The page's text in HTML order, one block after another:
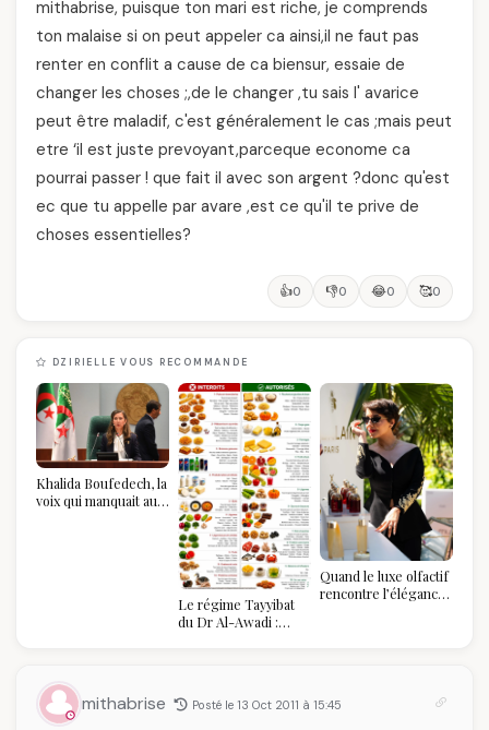
mithabrise, puisque ton mari est riche, je comprends
ton malaise si on peut appeler ca ainsi,il ne faut pas
renter en conflit a cause de ca biensur, essaie de
changer les choses ;,de le changer ,tu sais l' avarice
peut être maladif, c'est généralement le cas ;mais peut
etre ‘il est juste prevoyant,parceque econome ca
pourrai passer ! que fait il avec son argent ?donc qu'est
ec que tu appelle par avare ,est ce qu'il te prive de
choses essentielles?
👍0 👎0 😂0 🥰0
DZIRIELLE VOUS RECOMMANDE
Khalida Boufedech, la
voix qui manquait au
Le régime Tayyibat
du Dr Al-Awadi :
vraiment savoir
Quand le luxe olfactif
rencontre l’élégance
mithabrise Posté le 13 Oct 2011 à 15:45